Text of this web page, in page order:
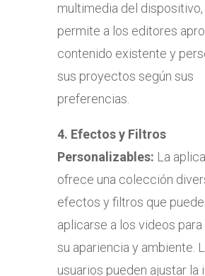
multimedia del dispositivo,
permite a los editores
contenido existente y
sus proyectos según sus
preferencias.
4. Efectos y Filtros
Personalizables: La
ofrece una colección
efectos y filtros que
aplicarse a los videos
su apariencia y ambiente.
usuarios pueden ajustar la